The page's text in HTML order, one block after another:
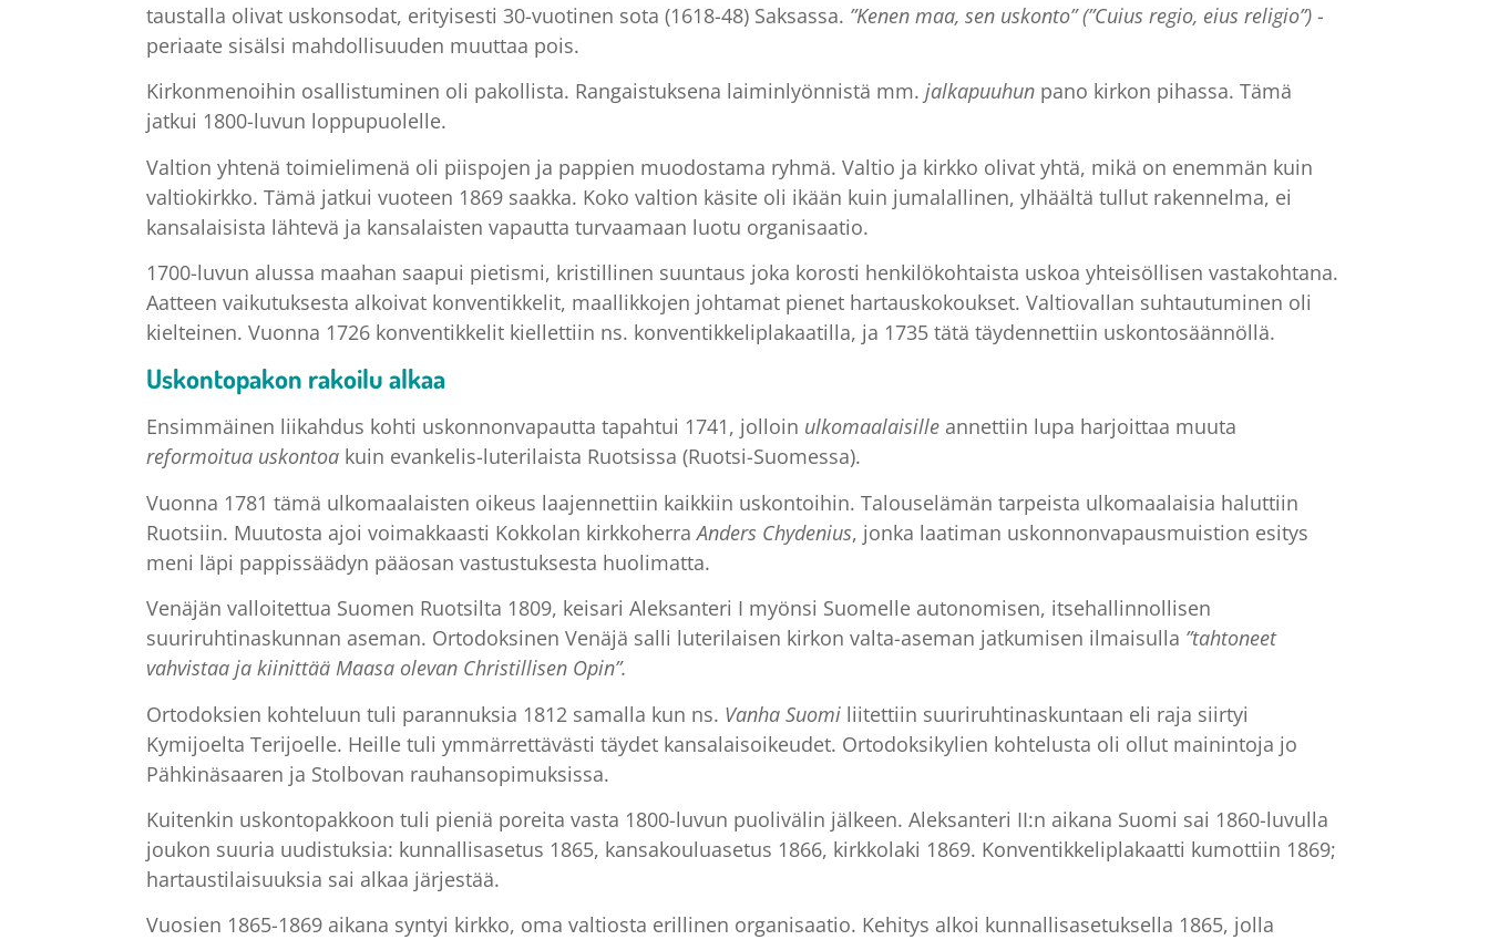
taustalla olivat uskonsodat, erityisesti 30-vuotinen sota (1618-48) Saksassa. ”Kenen maa, sen uskonto” (”Cuius regio, eius religio”) -
periaate sisälsi mahdollisuuden muuttaa pois.
Kirkonmenoihin osallistuminen oli pakollista. Rangaistuksena laiminlyönnistä mm. jalkapuuhun pano kirkon pihassa. Tämä
jatkui 1800-luvun loppupuolelle.
Valtion yhtenä toimielimenä oli piispojen ja pappien muodostama ryhmä. Valtio ja kirkko olivat yhtä, mikä on enemmän kuin
valtiokirkko. Tämä jatkui vuoteen 1869 saakka. Koko valtion käsite oli ikään kuin jumalallinen, ylhäältä tullut rakennelma, ei
kansalaisista lähtevä ja kansalaisten vapautta turvaamaan luotu organisaatio.
1700-luvun alussa maahan saapui pietismi, kristillinen suuntaus joka korosti henkilökohtaista uskoa yhteisöllisen vastakohtana.
Aatteen vaikutuksesta alkoivat konventikkelit, maallikkojen johtamat pienet hartauskokoukset. Valtiovallan suhtautuminen oli
kielteinen. Vuonna 1726 konventikkelit kiellettiin ns. konventikkeliplakaatilla, ja 1735 tätä täydennettiin uskontosäännöllä.
Uskontopakon rakoilu alkaa
Ensimmäinen liikahdus kohti uskonnonvapautta tapahtui 1741, jolloin ulkomaalaisille annettiin lupa harjoittaa muuta
reformoitua uskontoa kuin evankelis-luterilaista Ruotsissa (Ruotsi-Suomessa).
Vuonna 1781 tämä ulkomaalaisten oikeus laajennettiin kaikkiin uskontoihin. Talouselämän tarpeista ulkomaalaisia haluttiin
Ruotsiin. Muutosta ajoi voimakkaasti Kokkolan kirkkoherraAnders Chydenius, jonka laatiman uskonnonvapausmuistion esitys
meni läpi pappissäädyn pääosan vastustuksesta huolimatta.
Venäjän valloitettua Suomen Ruotsilta 1809, keisari Aleksanteri I myönsi Suomelle autonomisen, itsehallinnollisen
suuriruhtinaskunnan aseman. Ortodoksinen Venäjä salli luterilaisen kirkon valta-aseman jatkumisen ilmaisulla ”tahtoneet
vahvistaa ja kiinittää Maasa olevan Christillisen Opin”.
Ortodoksien kohteluun tuli parannuksia 1812 samalla kun ns. Vanha Suomi liitettiin suuriruhtinaskuntaan eli raja siirtyi
Kymijoelta Terijoelle. Heille tuli ymmärrettävästi täydet kansalaisoikeudet. Ortodoksikylien kohtelusta oli ollut mainintoja jo
Pähkinäsaaren ja Stolbovan rauhansopimuksissa.
Kuitenkin uskontopakkoon tuli pieniä poreita vasta 1800-luvun puolivälin jälkeen. Aleksanteri II:n aikana Suomi sai 1860-luvulla
joukon suuria uudistuksia: kunnallisasetus 1865, kansakouluasetus 1866, kirkkolaki 1869. Konventikkeliplakaatti kumottiin 1869;
hartaustilaisuuksia sai alkaa järjestää.
Vuosien 1865-1869 aikana syntyi kirkko, oma valtiosta erillinen organisaatio. Kehitys alkoi kunnallisasetuksella 1865, jolla